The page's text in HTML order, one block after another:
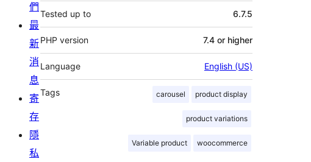
Tested up to 6.7.5
PHP version 7.4 or higher
Language English (US)
Tags carousel product display
product variations
Variable product woocommerce
們
最
新
消
息
寄
存
隱
私